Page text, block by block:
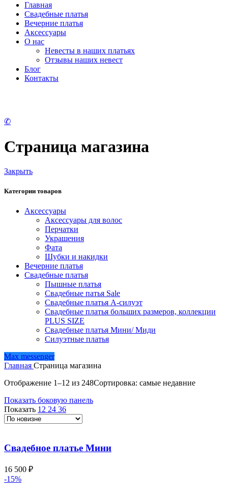
Главная
Свадебные платья
Вечерние платья
Аксессуары
О нас
Невесты в наших платьях
Отзывы наших невест
Блог
Контакты
✆
Страница магазина
Закрыть
Категории товаров
Аксессуары
Аксессуары для волос
Перчатки
Украшения
Фата
Шубки и накидки
Вечерние платья
Свадебные платья
Пышные платья
Свадебные патья Sale
Свадебные платья А-силуэт
Свадебные платья больших размеров, коллекции
PLUS SIZE
Свадебные платья Мини/ Миди
Силуэтные платья
Max messenger
Главная Страница магазина
Отображение 1–12 из 248Сортировка: самые недавние
Показать боковую панель
Показать 12 24 36
Свадебное платье Мини
16 500 ₽
-15%